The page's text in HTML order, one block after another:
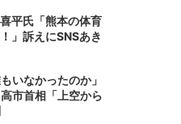
平氏「熊本の体育
」訴えにSNSあき
いなかったのか」
市首相「上空から